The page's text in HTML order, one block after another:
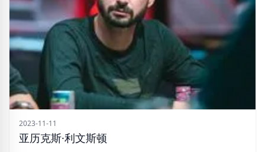
2023-11-11
亚历克斯·利文斯顿